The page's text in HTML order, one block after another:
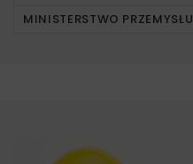
MINISTERSTWO PRZEMYSŁU